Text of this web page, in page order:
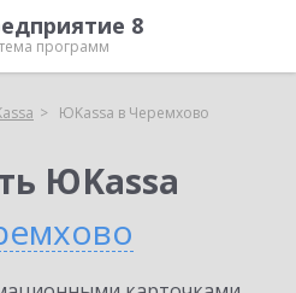
8
программ
ЮKassa в Черемхово
ЮKassa